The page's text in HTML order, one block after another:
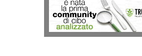
Salvagente